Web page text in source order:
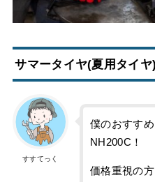
サマータイヤ(夏用タイヤ)
すすてっく
僕のおすす
NH200C！
価格重視の